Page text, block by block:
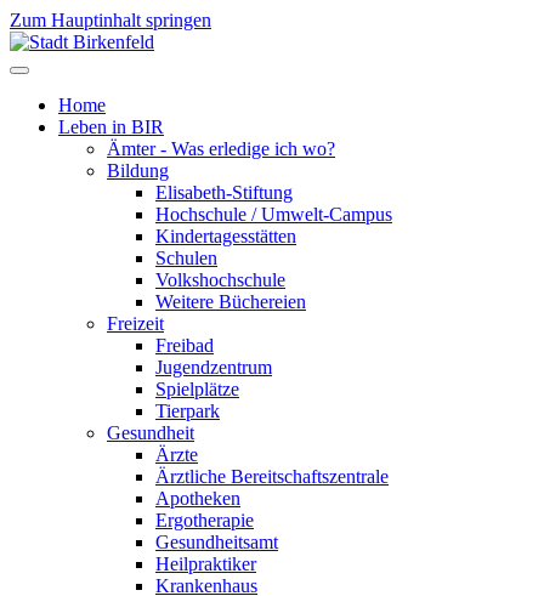
Zum Hauptinhalt springen
Home
Leben in BIR
Ämter - Was erledige ich wo?
Bildung
Elisabeth-Stiftung
Hochschule / Umwelt-Campus
Kindertagesstätten
Schulen
Volkshochschule
Weitere Büchereien
Freizeit
Freibad
Jugendzentrum
Spielplätze
Tierpark
Gesundheit
Ärzte
Ärztliche Bereitschaftszentrale
Apotheken
Ergotherapie
Gesundheitsamt
Heilpraktiker
Krankenhaus